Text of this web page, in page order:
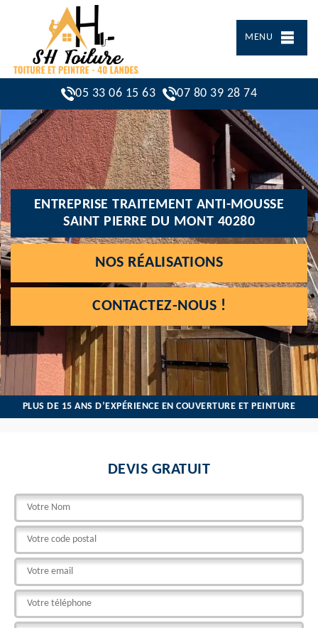
MENU
05 33 06 15 63 07 80 39 28 74
ENTREPRISE TRAITEMENT ANTI-MOUSSE
SAINT PIERRE DU MONT 40280
NOS RÉALISATIONS
CONTACTEZ-NOUS !
PLUS DE 15 ANS D’EXPÉRIENCE EN COUVERTURE ET PEINTURE
DEVIS GRATUIT